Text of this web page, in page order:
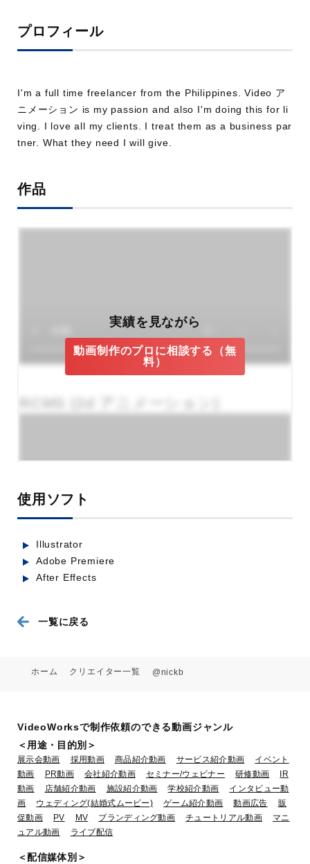
プロフィール
I'm a full time freelancer from the Philippines. Video ア
ニメーション is my passion and also I'm doing this for li
ving. I love all my clients. I treat them as a business par
tner. What they need I will give.
作品
実績を見ながら
動画制作のプロに相談する（無
料）
RCMS (2d アニメーション)
Marairo (2d アニメーション)
使用ソフト
Illustrator
Adobe Premiere
After Effects
一覧に戻る
ホーム クリエイター一覧 @nickb
VideoWorksで制作依頼のできる動画ジャンル
＜用途・目的別＞
展示会動画 採用動画 商品紹介動画 サービス紹介動画
イベント
動画
PR動画 会社紹介動画 セミナー/ウェビナー 研修動画
IR
動画
店舗紹介動画 施設紹介動画 学校紹介動画
インタビュー動
画
ウェディング(結婚式ムービー) ゲーム紹介動画 動画広告
販
促動画
PV MV ブランディング動画 チュートリアル動画
マニ
ュアル動画
ライブ配信
＜配信媒体別＞